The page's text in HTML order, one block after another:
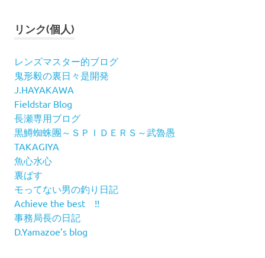
リンク(個人)
レンズマスター的ブログ
鬼形毅の裏日々是開発
J.HAYAKAWA
Fieldstar Blog
長瀬専用ブログ
黒鱒蜘蛛團～ＳＰＩＤＥＲＳ～武魯愚
TAKAGIYA
魚心水心
裏ばす
モってない男の釣り日記
Achieve the best !!
事務局長の日記
D.Yamazoe’s blog